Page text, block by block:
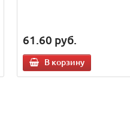
61.60 руб.
В корзину